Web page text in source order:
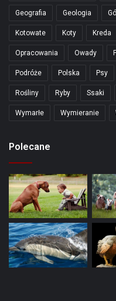
Geografia Geologia
Kotowate Koty Kreda
Opracowania Owady
Podróże Polska Psy
Rośliny Ryby Ssaki
Wymarłe Wymieranie
Polecane